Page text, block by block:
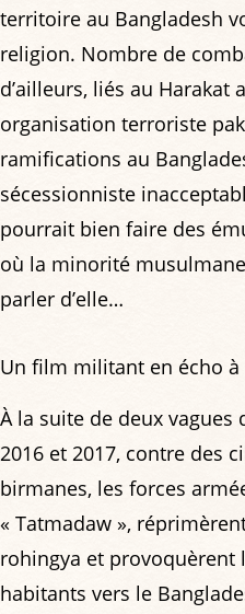
territoire au Bangladesh
religion. Nombre de
d’ailleurs, liés au Harakat
organisation terroriste
ramifications au
sécessionniste
pourrait bien faire des
où la minorité
parler d’elle…
Un film militant en écho à
À la suite de deux vagues
2016 et 2017, contre des
birmanes, les forces
« Tatmadaw »,
rohingya et provoquèrent
habitants vers le